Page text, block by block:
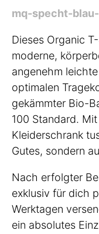
mq-specht-
Dieses Organic
moderne,
angenehm
optimalen
gekämmter Bio-
100 Standard.
Kleiderschrank
Gutes, sondern
Nach erfolgter
exklusiv für dich
Werktagen
ein absolutes